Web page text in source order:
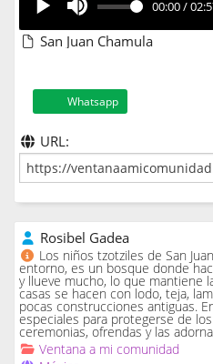
00:00/
San Juan Chamula
Whatsapp
URL:
Rosibel Gadea
Los niños tzotziles de San
entorno, es un bosque donde
y llueve mucho, lo que mantiene
casas se hacen con lodo, teja,
pocas construcciones antiguas.
especiales para protegerse de
ceremonias, ofrendas y las
Ventana a mi comunidad